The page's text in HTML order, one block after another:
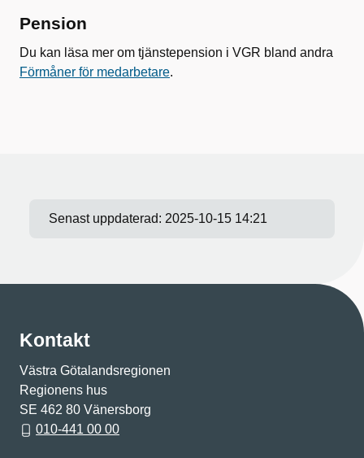
Pension
Du kan läsa mer om tjänstepension i VGR bland andra
Förmåner för medarbetare.
Senast uppdaterad: 2025-10-15 14:21
Kontakt
Västra Götalandsregionen
Regionens hus
SE 462 80 Vänersborg
010-441 00 00